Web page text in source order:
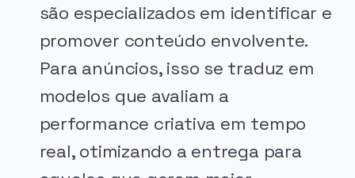
são especializados em identificar e
promover conteúdo envolvente.
Para anúncios, isso se traduz em
modelos que avaliam a
performance criativa em tempo
real, otimizando a entrega para